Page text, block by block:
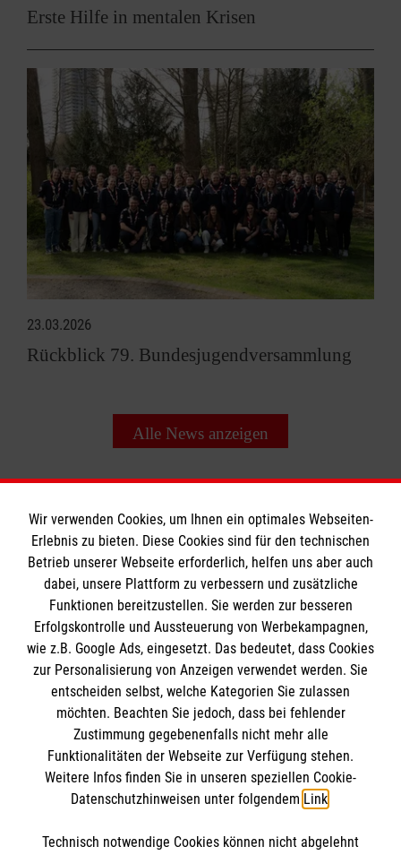
Erste Hilfe in mentalen Krisen
23.03.2026
Rückblick 79. Bundesjugendversammlung
Alle News anzeigen
Informationen
Impressum
Datenschutz
Barrierefreiheit
Kontakt
Medizinproduktesicherheit
Die Malteser
Malteser in Deutschland
Malteserorden
Malteser Jugend
Sharepoint
Spendenkonto
Wir verwenden Cookies, um Ihnen ein optimales Webseiten-
Erlebnis zu bieten. Diese Cookies sind für den technischen
Betrieb unserer Webseite erforderlich, helfen uns aber auch
dabei, unsere Plattform zu verbessern und zusätzliche
Funktionen bereitzustellen. Sie werden zur besseren
Erfolgskontrolle und Aussteuerung von Werbekampagnen,
wie z.B. Google Ads, eingesetzt. Das bedeutet, dass Cookies
zur Personalisierung von Anzeigen verwendet werden. Sie
entscheiden selbst, welche Kategorien Sie zulassen
möchten. Beachten Sie jedoch, dass bei fehlender
Zustimmung gegebenenfalls nicht mehr alle
Funktionalitäten der Webseite zur Verfügung stehen.
Weitere Infos finden Sie in unseren speziellen Cookie-
Datenschutzhinweisen unter folgendem Link.
Technisch notwendige Cookies können nicht abgelehnt